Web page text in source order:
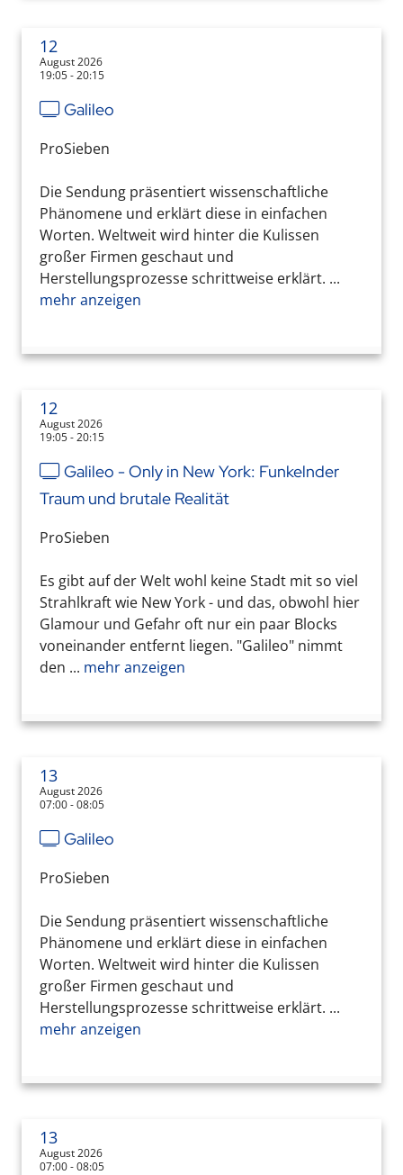
12
August 2026
19:05 - 20:15
Galileo
ProSieben
Die Sendung präsentiert wissenschaftliche
Phänomene und erklärt diese in einfachen
Worten. Weltweit wird hinter die Kulissen
großer Firmen geschaut und
Herstellungsprozesse schrittweise erklärt. ...
mehr anzeigen
12
August 2026
19:05 - 20:15
Galileo - Only in New York: Funkelnder
Traum und brutale Realität
ProSieben
Es gibt auf der Welt wohl keine Stadt mit so viel
Strahlkraft wie New York - und das, obwohl hier
Glamour und Gefahr oft nur ein paar Blocks
voneinander entfernt liegen. "Galileo" nimmt
den ... mehr anzeigen
13
August 2026
07:00 - 08:05
Galileo
ProSieben
Die Sendung präsentiert wissenschaftliche
Phänomene und erklärt diese in einfachen
Worten. Weltweit wird hinter die Kulissen
großer Firmen geschaut und
Herstellungsprozesse schrittweise erklärt. ...
mehr anzeigen
13
August 2026
07:00 - 08:05